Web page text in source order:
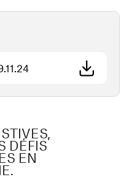
(ouvre une nouvelle
DÉFIS
EN